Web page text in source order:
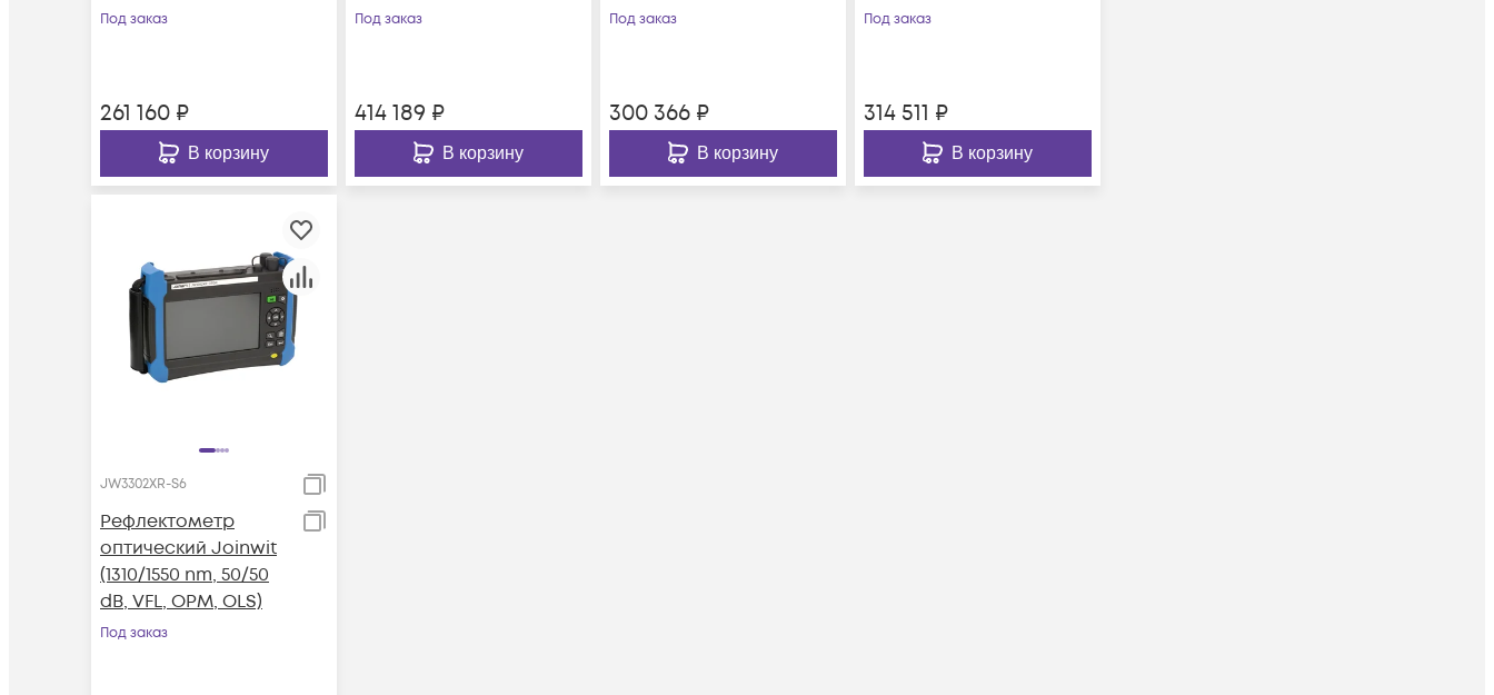
dB, VFL, OPM, OLS)
Под заказ
261 160 ₽
В корзину
dB, VFL, OPM, OLS)
Под заказ
414 189 ₽
В корзину
Под заказ
300 366₽
В корзину
VFL, OPM, OLS)
Под заказ
314 511 ₽
В корзину
JW3302XR-S6
Рефлектометр
оптический Joinwit
(1310/1550 nm, 50/50
dB, VFL, OPM, OLS)
Под заказ